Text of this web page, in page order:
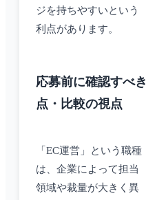
ジを持ちやすいという
利点があります。
応募前に確認すべき
点・比較の視点
「EC運営」という職種
は、企業によって担当
領域や裁量が大きく異